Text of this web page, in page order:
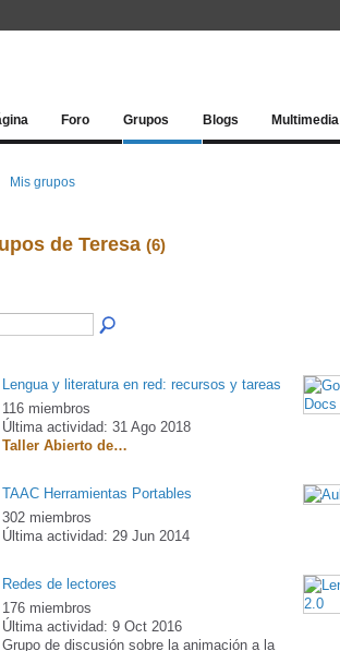
Foro Grupos Blogs Multimedia
Mis grupos
de Teresa (6)
Lengua y literatura en red: recursos y tareas
116 miembros
Última actividad: 31 Ago 2018
Taller Abierto de…
TAAC Herramientas Portables
302 miembros
Última actividad: 29 Jun 2014
Redes de lectores
176 miembros
Última actividad: 9 Oct 2016
Grupo de discusión sobre la animación a la